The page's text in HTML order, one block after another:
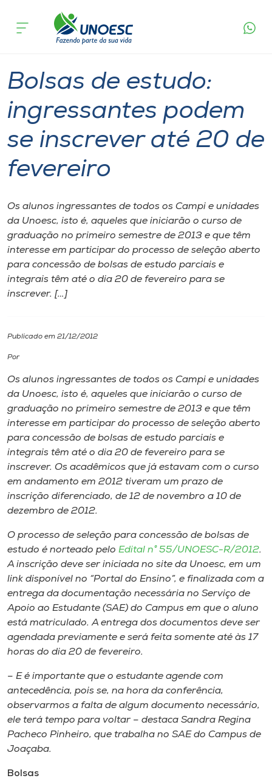
Cursos
Pesquisa
Atendimento ao Estudante
Portal de Ensino
A
Internacionalização
I.nova
Diplomados
CPA
Biblioteca
Editora
Rádio
Museu
Unoesc
Store
A+
A-
acontece
Bolsas de estudo:
ingressantes podem
se inscrever até 20 de
fevereiro
Os alunos ingressantes de todos os Campi e unidades
da Unoesc, isto é, aqueles que iniciarão o curso de
graduação no primeiro semestre de 2013 e que têm
interesse em participar do processo de seleção aberto
para concessão de bolsas de estudo parciais e
integrais têm até o dia 20 de fevereiro para se
inscrever. […]
Publicado em 21/12/2012
Por
Os alunos ingressantes de todos os Campi e unidades
da Unoesc, isto é, aqueles que iniciarão o curso de
graduação no primeiro semestre de 2013 e que têm
interesse em participar do processo de seleção aberto
para concessão de bolsas de estudo parciais e
integrais têm até o dia 20 de fevereiro para se
inscrever. Os acadêmicos que já estavam com o curso
em andamento em 2012 tiveram um prazo de
inscrição diferenciado, de 12 de novembro a 10 de
dezembro de 2012.
O processo de seleção para concessão de bolsas de
estudo é norteado pelo Edital n° 55/UNOESC-R/2012.
A inscrição deve ser iniciada no site da Unoesc, em um
link disponível no “Portal do Ensino”, e finalizada com a
entrega da documentação necessária no Serviço de
Apoio ao Estudante (SAE) do Campus em que o aluno
está matriculado. A entrega dos documentos deve ser
agendada previamente e será feita somente até às 17
horas do dia 20 de fevereiro.
– E é importante que o estudante agende com
antecedência, pois se, na hora da conferência,
observarmos a falta de algum documento necessário,
ele terá tempo para voltar – destaca Sandra Regina
Pacheco Pinheiro, que trabalha no SAE do Campus de
Joaçaba.
Bolsas